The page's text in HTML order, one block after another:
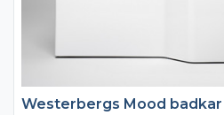
Westerbergs Mood badkar